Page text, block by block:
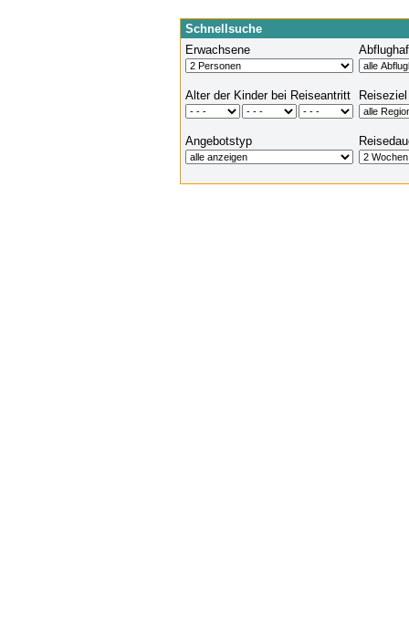
Schnellsuche
Erwachsene
Alter der Kinder bei Reiseantritt Reiseziel
Angebotstyp